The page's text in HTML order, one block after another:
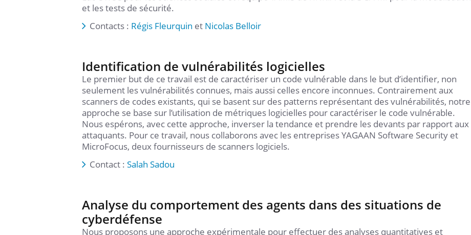
et les tests de sécurité.
Contacts : Régis Fleurquin et Nicolas Belloir
Identification de vulnérabilités logicielles
Le premier but de ce travail est de caractériser un code vulnérable dans le but d’identifier, non
seulement les vulnérabilités connues, mais aussi celles encore inconnues. Contrairement aux
scanners de codes existants, qui se basent sur des patterns représentant des vulnérabilités, notre
approche se base sur l’utilisation de métriques logicielles pour caractériser le code vulnérable.
Nous espérons, avec cette approche, inverser la tendance et prendre les devants par rapport aux
attaquants. Pour ce travail, nous collaborons avec les entreprises YAGAAN Software Security et
MicroFocus, deux fournisseurs de scanners logiciels.
Contact : Salah Sadou
Analyse du comportement des agents dans des situations de
cyberdéfense
Nous proposons une approche expérimentale pour effectuer des analyses quantitatives et